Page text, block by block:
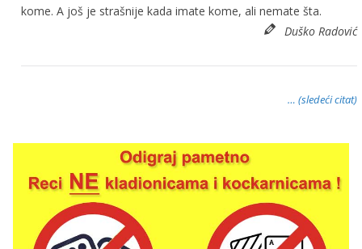
kome. A još je strašnije kada imate kome, ali nemate šta.
Duško Radović
… (sledeći citat)